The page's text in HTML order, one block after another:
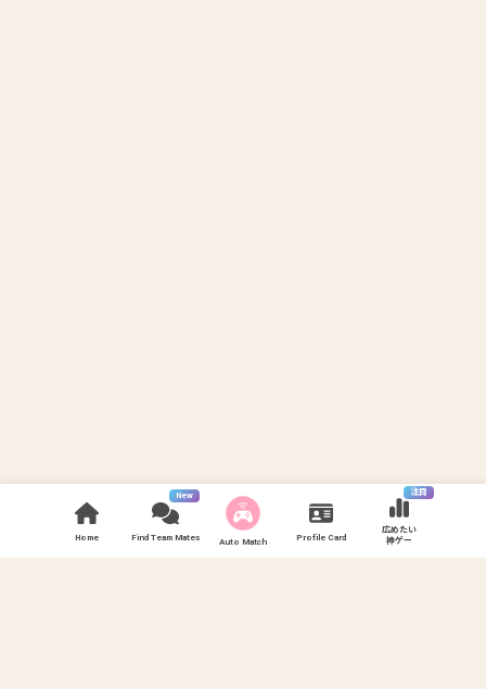
Home
New
Find Team Mates Auto Match Profile Card
注目
広めたい
神ゲー